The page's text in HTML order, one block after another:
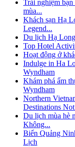
Trải nghiệm
mùa...
Khách sạn Hạ
Legend...
Du lịch Hạ
Top Hotel
Hoạt động ở
Indulge in Ha
Wyndham
Khám phá ẩm
Wyndham
Northern
Destinations
Du lịch mùa hè
Không...
Biển Quảng
Lịch